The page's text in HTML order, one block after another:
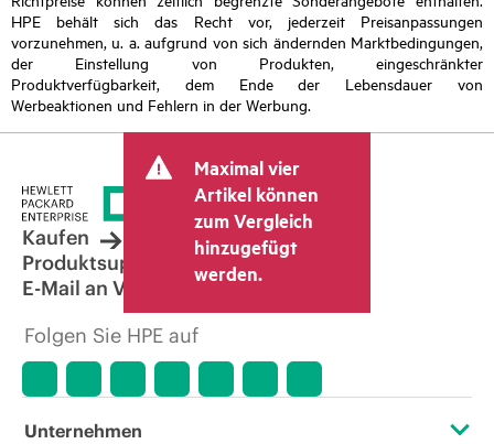
HPE behält sich das Recht vor, jederzeit Preisanpassungen
vorzunehmen, u. a. aufgrund von sich ändernden Marktbedingungen,
der Einstellung von Produkten, eingeschränkter
Produktverfügbarkeit, dem Ende der Lebensdauer von
Werbeaktionen und Fehlern in der Werbung.
Maximal vier
Artikel können
zum Vergleich
hinzugefügt
werden.
Kaufen
Produktsupport
E-Mail an Vertrieb
Folgen Sie HPE auf
Unternehmen